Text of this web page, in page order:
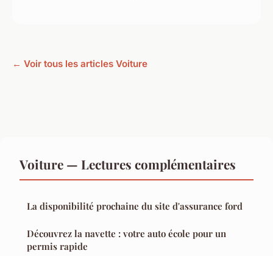
← Voir tous les articles Voiture
Voiture — Lectures complémentaires
La disponibilité prochaine du site d'assurance ford
Découvrez la navette : votre auto école pour un
permis rapide